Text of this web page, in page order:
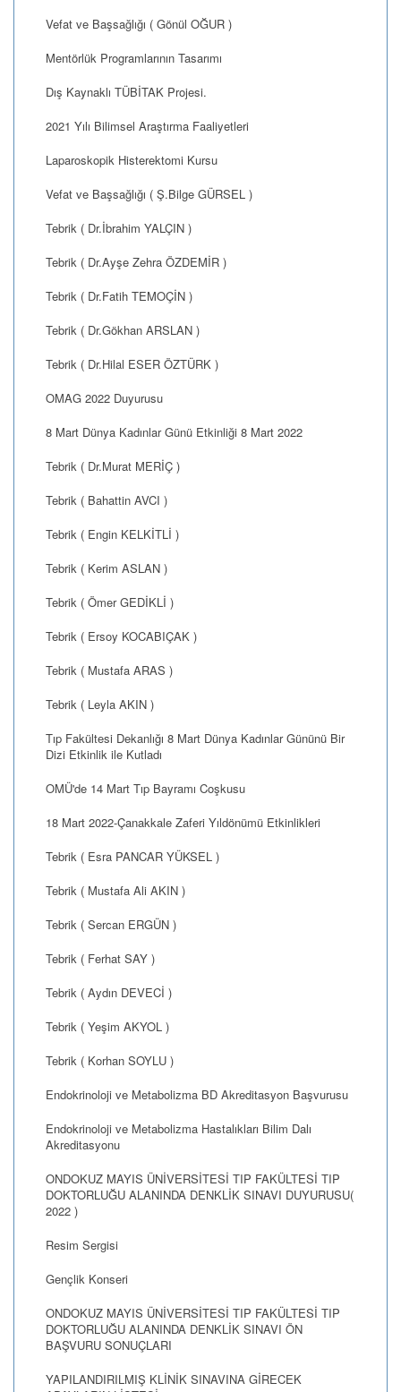
Vefat ve Başsağlığı ( Gönül OĞUR )
Mentörlük Programlarının Tasarımı
Dış Kaynaklı TÜBİTAK Projesi.
2021 Yılı Bilimsel Araştırma Faaliyetleri
Laparoskopik Histerektomi Kursu
Vefat ve Başsağlığı ( Ş.Bilge GÜRSEL )
Tebrik ( Dr.İbrahim YALÇIN )
Tebrik ( Dr.Ayşe Zehra ÖZDEMİR )
Tebrik ( Dr.Fatih TEMOÇİN )
Tebrik ( Dr.Gökhan ARSLAN )
Tebrik ( Dr.Hilal ESER ÖZTÜRK )
OMAG 2022 Duyurusu
8 Mart Dünya Kadınlar Günü Etkinliği 8 Mart 2022
Tebrik ( Dr.Murat MERİÇ )
Tebrik ( Bahattin AVCI )
Tebrik ( Engin KELKİTLİ )
Tebrik ( Kerim ASLAN )
Tebrik ( Ömer GEDİKLİ )
Tebrik ( Ersoy KOCABIÇAK )
Tebrik ( Mustafa ARAS )
Tebrik ( Leyla AKIN )
Tıp Fakültesi Dekanlığı 8 Mart Dünya Kadınlar Gününü Bir
Dizi Etkinlik ile Kutladı
OMÜ'de 14 Mart Tıp Bayramı Coşkusu
18 Mart 2022-Çanakkale Zaferi Yıldönümü Etkinlikleri
Tebrik ( Esra PANCAR YÜKSEL )
Tebrik ( Mustafa Ali AKIN )
Tebrik ( Sercan ERGÜN )
Tebrik ( Ferhat SAY )
Tebrik ( Aydın DEVECİ )
Tebrik ( Yeşim AKYOL )
Tebrik ( Korhan SOYLU )
Endokrinoloji ve Metabolizma BD Akreditasyon Başvurusu
Endokrinoloji ve Metabolizma Hastalıkları Bilim Dalı
Akreditasyonu
ONDOKUZ MAYIS ÜNİVERSİTESİ TIP FAKÜLTESİ TIP
DOKTORLUĞU ALANINDA DENKLİK SINAVI DUYURUSU(
2022 )
Resim Sergisi
Gençlik Konseri
ONDOKUZ MAYIS ÜNİVERSİTESİ TIP FAKÜLTESİ TIP
DOKTORLUĞU ALANINDA DENKLİK SINAVI ÖN
BAŞVURU SONUÇLARI
YAPILANDIRILMIŞ KLİNİK SINAVINA GİRECEK